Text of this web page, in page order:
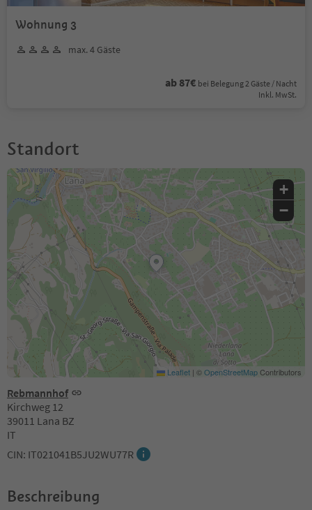
Wohnung 3
max. 4 Gäste
ab 87€ bei Belegung 2 Gäste / Nacht
Inkl. MwSt.
Standort
Rebmannhof
Kirchweg 12
39011 Lana BZ
IT
CIN: IT021041B5JU2WU77R
+
−
Leaflet | ©OpenStreetMapContributors
Beschreibung